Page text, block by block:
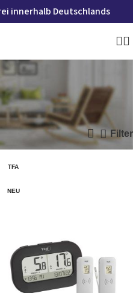
innerhalb Deutschlands
Ergebnisse werden angezeigt
Filter
TFA
NEU